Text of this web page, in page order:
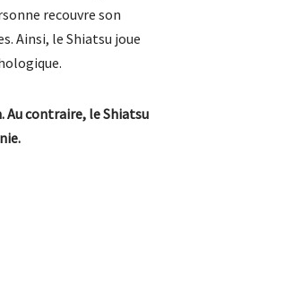
recouvre son
Ainsi, le Shiatsu joue
Au contraire, le Shiatsu